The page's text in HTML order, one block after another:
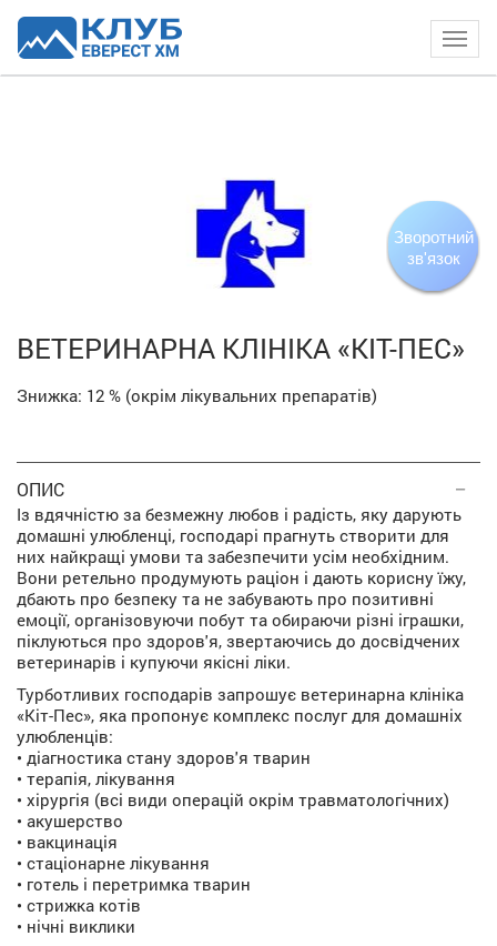
Зворотний
зв'язок
ВЕТЕРИНАРНА КЛІНІКА «КІТ-ПЕС»
Знижка: 12 % (окрім лікувальних препаратів)
ОПИС
Із вдячністю за безмежну любов і радість, яку дарують
домашні улюбленці, господарі прагнуть створити для
них найкращі умови та забезпечити усім необхідним.
Вони ретельно продумують раціон і дають корисну їжу,
дбають про безпеку та не забувають про позитивні
емоції, організовуючи побут та обираючи різні іграшки,
піклуються про здоров'я, звертаючись до досвідчених
ветеринарів і купуючи якісні ліки.
Турботливих господарів запрошує ветеринарна клініка
«Кіт-Пес», яка пропонує комплекс послуг для домашніх
улюбленців:
• діагностика стану здоров'я тварин
• терапія, лікування
• хірургія (всі види операцій окрім травматологічних)
• акушерство
• вакцинація
• стаціонарне лікування
• готель і перетримка тварин
• стрижка котів
• нічні виклики